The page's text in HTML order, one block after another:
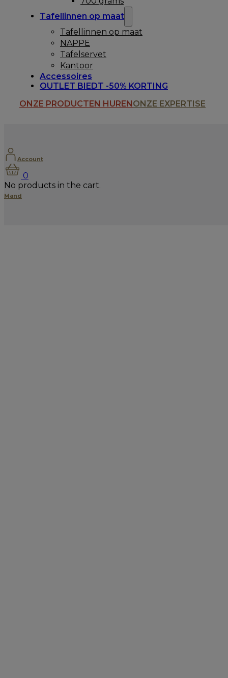
Tafellinnen op maat
Tafellinnen op maat
NAPPE
Tafelservet
Kantoor
Accessoires
OUTLET BIEDT -50% KORTING
ONZE PRODUCTEN HURENONZE EXPERTISE
Account
0
No products in the cart.
Mand